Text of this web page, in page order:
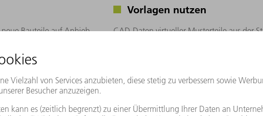
neue Bauteile auf Anhieb
Vorlagen nutzen
CAD-Daten virtueller Musterteile aus der
einfach herunterladen und als Inspiration